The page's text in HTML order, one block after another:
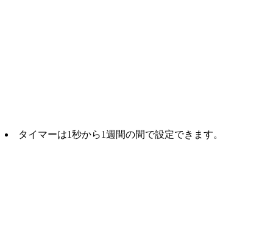
タイマーは1秒から1週間の間で設定できます。